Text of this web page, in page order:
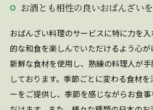
お酒とも相性の良いおばんざい
おばんざい料理のサービスに特に力を
的な和食を楽しんでいただけるよう心が
新鮮な食材を使用し、熟練の料理人が
しております。季節ごとに変わる食材
ーをご提供し、季節を感じながらお食